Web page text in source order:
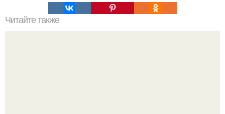
Читайте также